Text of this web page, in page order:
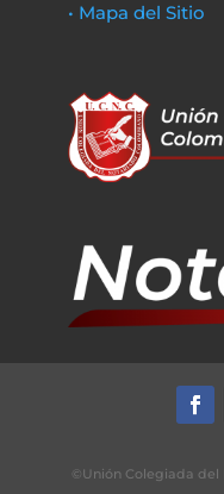
• Mapa del Sitio
©Unión Colegiada del